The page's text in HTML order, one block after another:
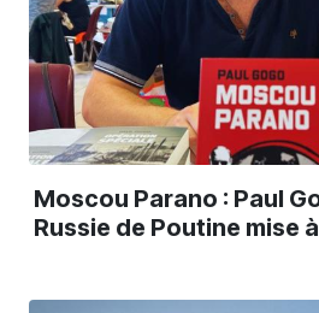
Moscou Parano : Paul
Russie de Poutine mise